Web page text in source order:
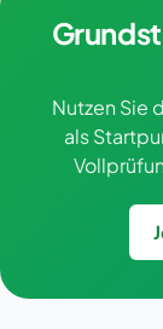
Nutzen Sie
als